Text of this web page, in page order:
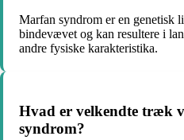
Marfan syndrom er en genetisk
bindevævet og kan resultere i
andre fysiske karakteristika.
Hvad er velkendte træk
syndrom?